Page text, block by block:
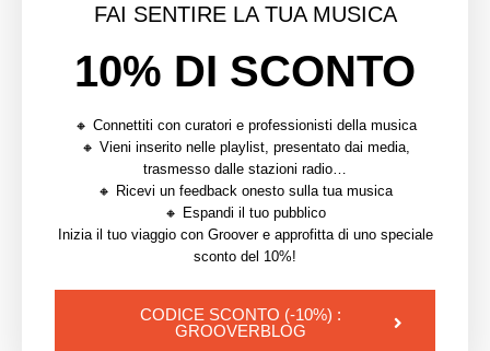
Story, un estratto esclusivo
Groover Obsessions x Les
Capsules girato a La
Marbrerie durante il
lockdown (video). Questa
edizione include il file masterizzato di Heaven (Live)
Ninety’s Story a Parigi, una t-shirt e una tote bag
di Groover Obsession.
FAI SENTIRE LA TUA MUSICA
10% DI SCONTO
🔸 Connettiti con curatori e professionisti della musica
🔸 Vieni inserito nelle playlist, presentato dai media,
trasmesso dalle stazioni radio…
🔸 Ricevi un feedback onesto sulla tua musica
🔸 Espandi il tuo pubblico
Inizia il tuo viaggio con Groover e approfitta di uno speciale
sconto del 10%!
CODICE SCONTO (-10%) :
GROOVERBLOG